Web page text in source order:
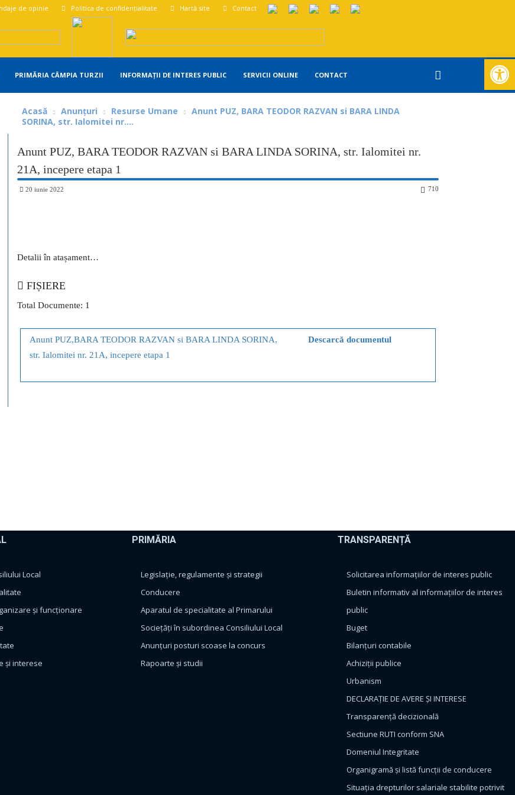
de opinie Politica de confidențialitate Hartă site Contact
PRIMĂRIA CÂMPIA TURZII INFORMAȚII DE INTERES PUBLIC SERVICII ONLINE CONTACT
Acasă Anunțuri Resurse Umane
Anunt PUZ, BARA TEODOR RAZVAN si BARA LINDA
SORINA, str. Ialomitei nr....
Anunt PUZ, BARA TEODOR RAZVAN si BARA LINDA SORINA, str. Ialomitei nr.
21A, incepere etapa 1
20 iunie 2022 710
Detalii în atașament…
FIȘIERE
Total Documente: 1
Anunt PUZ,BARA TEODOR RAZVAN si BARA LINDA SORINA,
str. Ialomitei nr. 21A, incepere etapa 1
Descarcă documentul
Local
și funcționare
și interese
PRIMĂRIA
Legislație, regulamente și strategii
Conducere
Aparatul de specialitate al Primarului
Sociețăți în subordinea Consiliului Local
Anunțuri posturi scoase la concurs
Rapoarte și studii
TRANSPARENȚĂ
Solicitarea informațiilor de interes public
Buletin informativ al informațiilor de interes
public
Buget
Bilanțuri contabile
Achiziții publice
Urbanism
DECLARAȚIE DE AVERE ȘI INTERESE
Transparență decizională
Sectiune RUTI conform SNA
Domeniul Integritate
Organigramă și listă funcții de conducere
Situația drepturilor salariale stabilite potrivit
Deschide